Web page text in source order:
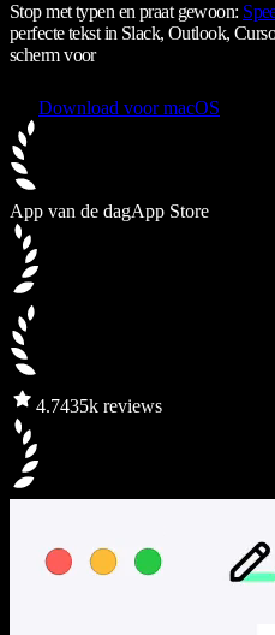
Stop met typen en praat gewoon:
perfecte tekst in Slack, Outlook,
scherm voor
Download voor macOS
App van de dagApp Store
4.7435k reviews